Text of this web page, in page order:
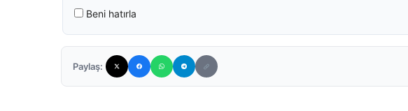
Beni hatırla
Paylaş: